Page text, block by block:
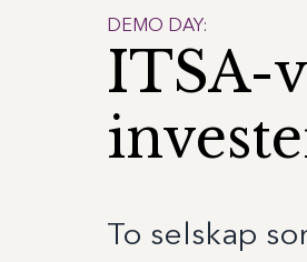
DEMO DAY:
ITSA-
To selskap